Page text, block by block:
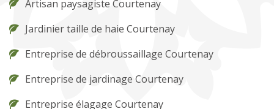
Artisan paysagiste Courtenay
Jardinier taille de haie Courtenay
Entreprise de débroussaillage Courtenay
Entreprise de jardinage Courtenay
Entreprise élagage Courtenay